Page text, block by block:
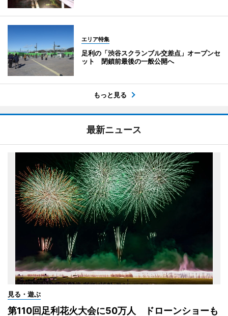
エリア特集
足利の「渋谷スクランブル交差点」オープンセ
ット 閉鎖前最後の一般公開へ
もっと見る
最新ニュース
見る・遊ぶ
第110回足利花火大会に50万人 ドローンショーも